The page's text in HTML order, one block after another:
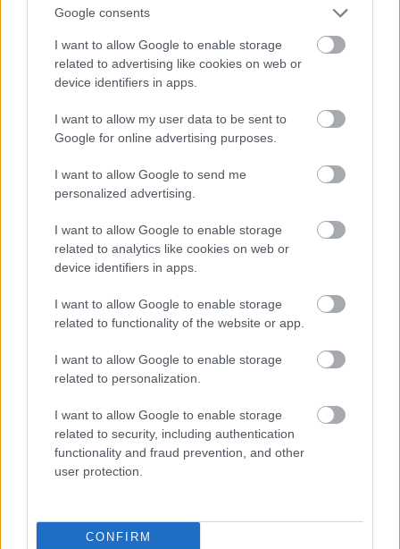
Google consents
I want to allow Google to enable storage
related to advertising like cookies on web or
device identifiers in apps.
I want to allow my user data to be sent to
Google for online advertising purposes.
I want to allow Google to send me
personalized advertising.
I want to allow Google to enable storage
related to analytics like cookies on web or
device identifiers in apps.
I want to allow Google to enable storage
related to functionality of the website or app.
I want to allow Google to enable storage
related to personalization.
I want to allow Google to enable storage
related to security, including authentication
functionality and fraud prevention, and other
user protection.
CONFIRM
εκκλησάκι του 14ου αιώνα, από την εποχή δηλαδή
που υπήρχε ακόμα Βυζάντιο, και οι Παλαιολόγοι
ήταν ακόμα αυτοκράτορές του. Αποτελεί μνημείο
Φωτό: Shutterstock
Το Τριγώνιο, ο εμβληματικός κυλινδρικός πύργος
15ου-16ου αιώνα, με συγκλονιστική θέα σε όλη